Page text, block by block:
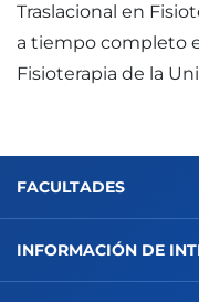
Traslacional en
a tiempo completo
Fisioterapia de la
FACULTADES
INFORMACIÓN DE